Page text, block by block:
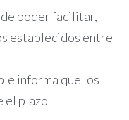
poder facilitar,
establecidos entre
informa que los
el plazo